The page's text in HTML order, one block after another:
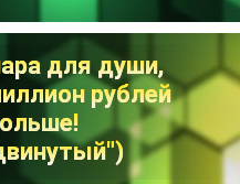
для души,
рублей